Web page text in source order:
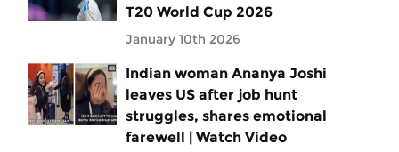
T20 World Cup 2026
January 10th 2026
Indian woman Ananya Joshi
leaves US after job hunt
struggles, shares emotional
farewell | Watch Video